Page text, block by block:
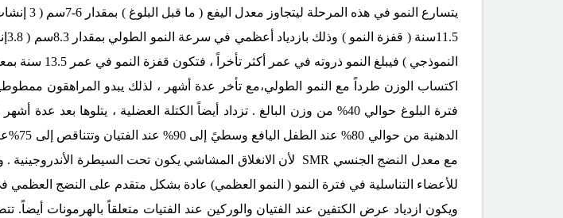
يتسارع
اكتساب الوزن طرداً مع النمو الطولي،مع تأخر عدة أشهر ، لذلك يبدو المراهقون
فترة البلوغ حوالي 40% من وزن البالغ . تزداد أيضاً الكتلة العضلية ،
مع معدل النضج الجنسي SMR لأن الانغلاق المشاشي يكون تحت السيطرة الأندروجينية
للأعضاء التناسلية في فترة النمو ( النمو العظمي) عادة بشكل متقدم على النضج
ويكون ازدياد عرض الكتفين عند الفتيان والوركين عند الفتيات متعلقاً بالهرمونات